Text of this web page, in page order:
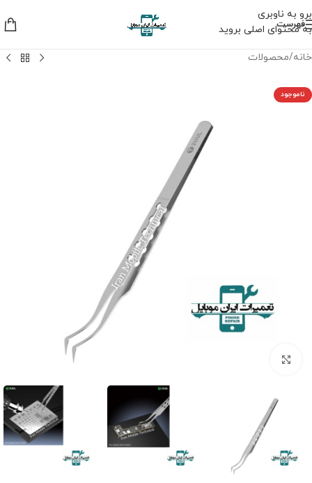
برو به ناوبری
به محتوای اصلی بروید
فهرست
خانه/محصولات
ناموجود